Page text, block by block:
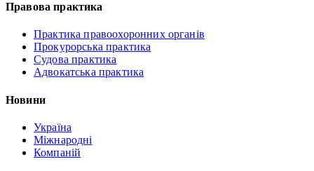
Правова практика
Практика правоохоронних органів
Прокурорська практика
Судова практика
Адвокатська практика
Новини
Україна
Міжнародні
Компаній